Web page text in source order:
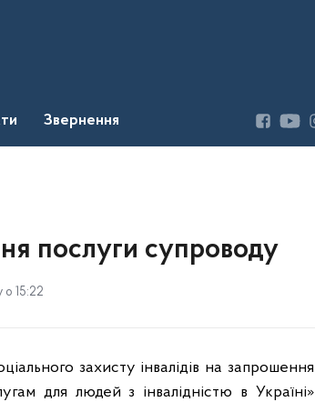
Звернення
послуги супроводу
о 15:22
захисту інвалідів на запрошення
для людей з інвалідністю в Україні»